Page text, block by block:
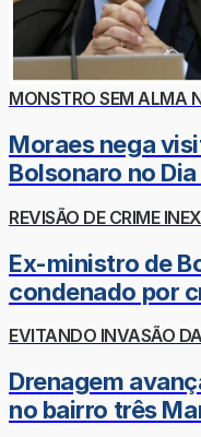
MONSTRO SEM ALMA
Moraes nega
Bolsonaro no
REVISÃO DE CRIME
Ex-ministro de
condenado por
EVITANDO INVASÃO
Drenagem
no bairro três